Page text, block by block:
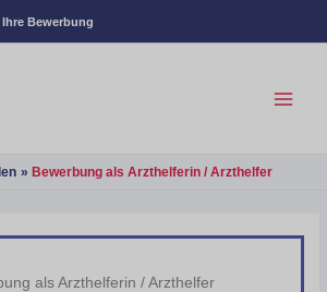
Bewerbung
Bewerbung als Arzthelferin / Arzthelfer
als Arzthelferin / Arzthelfer